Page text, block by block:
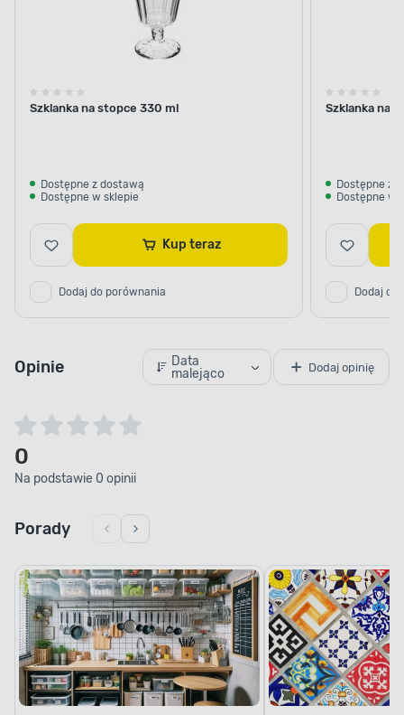
Szklanka na stopce 330 ml
Dostępne z dostawą
Dostępne w sklepie
Kup teraz
Dodaj do porównania
Szklanka na
Dostępne z
Dostępne w
Dodaj do
Opinie
Data
malejąco
Dodaj opinię
0
Na podstawie 0 opinii
Porady